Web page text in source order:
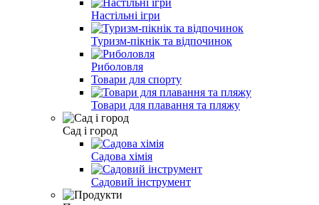
Настільні ігри
Туризм-пікнік та відпочинок
Риболовля
Товари для спорту
Товари для плавання та пляжу
Сад і город
Садова хімія
Садовий інструмент